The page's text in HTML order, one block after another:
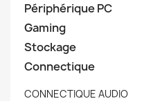
Périphérique PC
Gaming
Stockage
Connectique
CONNECTIQUE AUDIO